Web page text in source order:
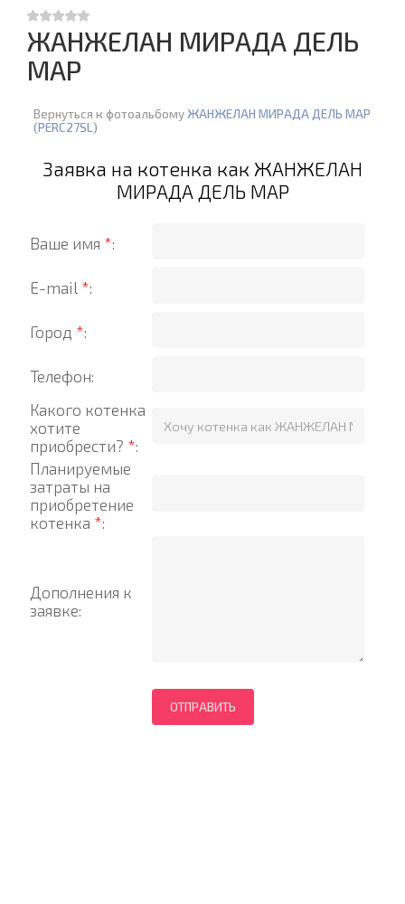
ЖАНЖЕЛАН МИРАДА ДЕЛЬ
МАР
Вернуться к фотоальбому ЖАНЖЕЛАН МИРАДА ДЕЛЬ МАР
(PERC27SL)
Заявка на котенка как ЖАНЖЕЛАН
МИРАДА ДЕЛЬ МАР
Ваше имя *:
E-mail *:
Город *:
Телефон:
Какого котенка
хотите
приобрести? *:
Планируемые
затраты на
приобретение
котенка *:
Дополнения к
заявке: